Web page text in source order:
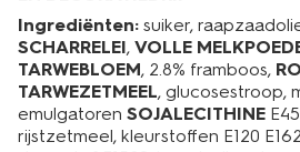
Ingrediënten: suiker,
SCHARRELEI, VOLLE
TARWEBLOEM, 2.8% framboos,
TARWEZETMEEL, glucosestroop,
emulgatoren SOJALECITHINE
rijstzetmeel, kleurstoffen E120